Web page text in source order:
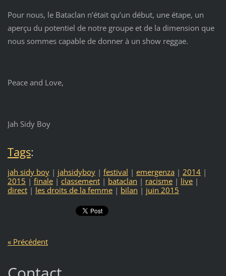
Pour nous, le Bataclan n’était qu’un début, une étape, un
aperçu du potentiel de notre groupe et de la dimension que
nous sommes capable de donner à un show reggae.
Peace and Love,
Jah Sidy Boy
Tags:
jah sidy boy | jahsidyboy | festival | emergenza | 2014 |
2015 | finale | classement | bataclan | racisme | live |
direct | les droits de la femme | bilan | juin 2015
« Précédent